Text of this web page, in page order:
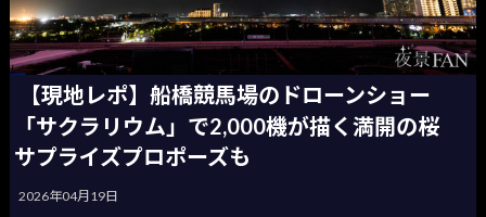
【現地レポ】船橋競馬場のドローンショー
「サクラリウム」で2,000機が描く満開の桜
サプライズプロポーズも
2026年04月19日